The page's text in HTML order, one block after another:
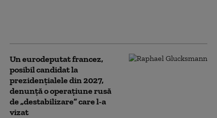
Un eurodeputat francez,
posibil candidat la
prezidențialele din 2027,
denunţă o operaţiune rusă
de „destabilizare” care l-a
vizat